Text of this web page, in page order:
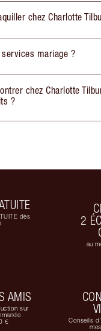
chez Charlotte
mariage ?
chez Charlotte
?
dès
2
au
AMIS
sur
€
Conseils